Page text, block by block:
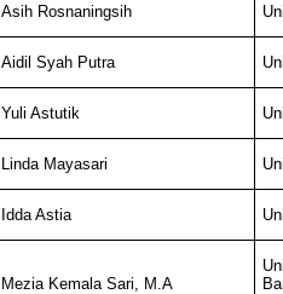
Asih Rosnaningsih
Aidil Syah Putra
Yuli Astutik
Linda Mayasari
Idda Astia
Mezia Kemala Sari, M.A